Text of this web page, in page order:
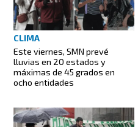
CLIMA
Este viernes, SMN prevé
lluvias en 20 estados y
máximas de 45 grados en
ocho entidades